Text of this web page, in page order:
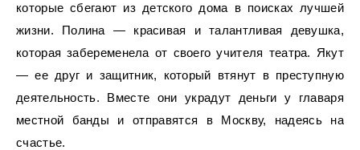
которые сбегают из детского дома в поисках лучшей
жизни. Полина — красивая и талантливая девушка,
которая забеременела от своего учителя театра. Якут
— ее друг и защитник, который втянут в преступную
деятельность. Вместе они украдут деньги у главаря
местной банды и отправятся в Москву, надеясь на
счастье.